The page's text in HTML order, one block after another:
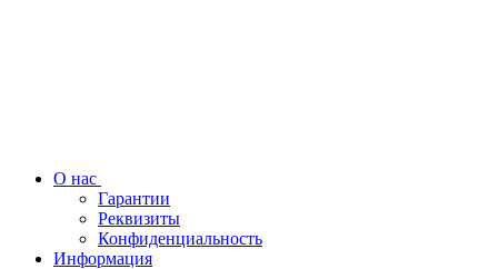
О нас
Гарантии
Реквизиты
Конфиденциальность
Информация